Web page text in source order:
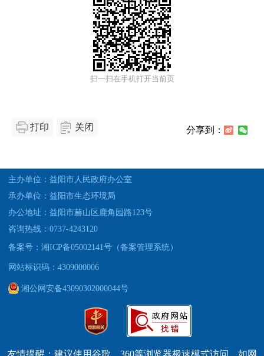
扫一扫在手机打开当前页
打印 关闭 分享到：
主办单位：益阳市人民政府办公室
承办单位：益阳市生态环境局
办公地址：益阳市赫山区鹿角园路123号
咨询热线：0737-4243120
备案号：湘ICP备05002141号（备案管理系统）
网站标识码：4309000006
湘公网安备43090302000044号
友情提醒：建议使用谷歌、360等浏览器极速模式访问，如网